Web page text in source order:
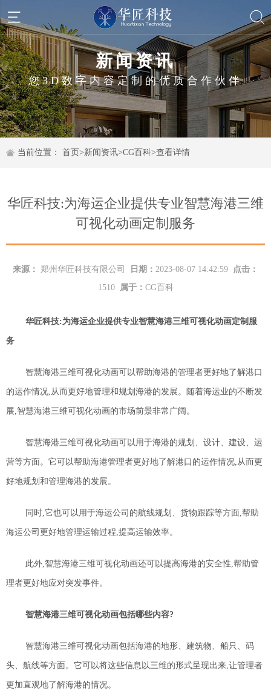
新闻资讯
您3D数字内容定制的优质合作伙伴
当前位置： 首页>新闻资讯>CG百科>查看详情
华匠科技:为海运企业提供专业智慧海港三维
可视化动画定制服务
来源： 郑州华匠科技有限公司 日期： 2023-08-07 14:42:59
点击：
1510
属于： CG百科
华匠科技:为海运企业提供专业智慧海港三维可视化动画定制服
务
智慧海港三维可视化动画可以帮助海港的管理者更好地了解港口
的运作情况,从而更好地管理和规划海港的发展。随着海运业的不断发
展,智慧海港三维可视化动画的市场前景非常广阔。
智慧海港三维可视化动画可以用于海港的规划、设计、建设、运
营等方面。它可以帮助海港管理者更好地了解港口的运作情况,从而更
好地规划和管理海港的发展。
同时,它也可以用于海运公司的航线规划、货物跟踪等方面,帮助
海运公司更好地管理运输过程,提高运输效率。
此外,智慧海港三维可视化动画还可以提高海港的安全性,帮助管
理者更好地应对突发事件。
智慧海港三维可视化动画包括哪些内容?
智慧海港三维可视化动画包括海港的地形、建筑物、船只、码
头、航线等方面。它可以将这些信息以三维的形式呈现出来,让管理者
更加直观地了解海港的情况。